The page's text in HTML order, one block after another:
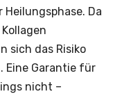
Da
sich das Risiko
Eine Garantie für
nicht –